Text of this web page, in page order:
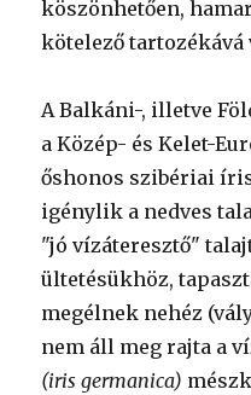
köszönhetően,
kötelező tartozékává
A Balkáni-, illetve
a Közép- és Kelet-
őshonos szibériai
igénylik a nedves
"jó vízáteresztő"
ültetésükhöz,
megélnek nehéz
nem áll meg rajta a
(iris germanica)